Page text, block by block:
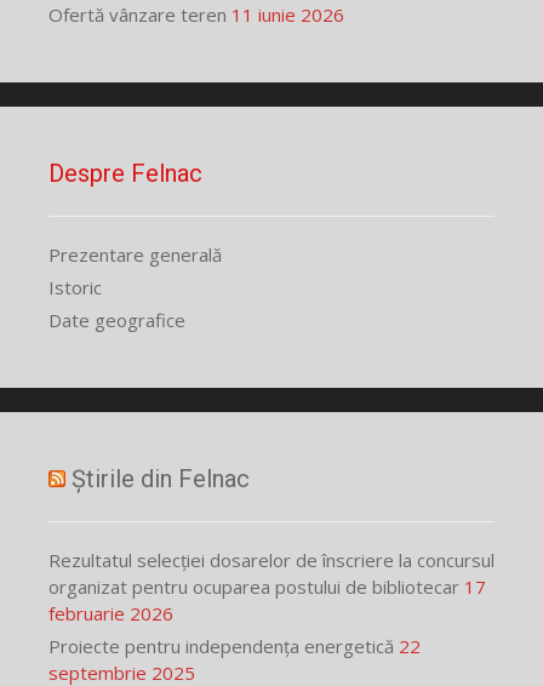
Ofertă vânzare teren 11 iunie 2026
Despre Felnac
Prezentare generală
Istoric
Date geografice
Știrile din Felnac
Rezultatul selecției dosarelor de înscriere la concursul
organizat pentru ocuparea postului de bibliotecar 17
februarie 2026
Proiecte pentru independența energetică 22
septembrie 2025